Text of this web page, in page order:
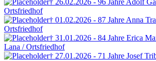
Ortsfriedhof
† 01.02.2026 - 87 Jahre Anna
Ortsfriedhof
† 31.01.2026 - 84 Jahre Erica
Lana / Ortsfriedhof
† 27.01.2026 - 71 Jahre Josef